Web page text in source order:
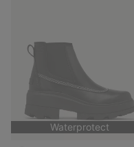
Waterprotect